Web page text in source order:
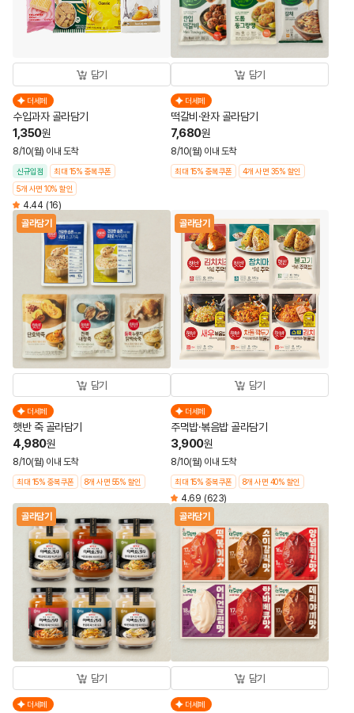
담기
더세페
수입과자 골라담기
1,350원
8/10(월) 이내 도착
신규입점
최대 15% 중복쿠폰
5개 사면 10% 할인
4.44 (16)
담기
더세페
떡갈비·완자 골라담기
7,680원
8/10(월) 이내 도착
최대 15% 중복쿠폰 4개 사면 35% 할인
골라담기
담기
더세페
햇반 죽 골라담기
4,980원
8/10(월) 이내 도착
최대 15% 중복쿠폰 8개 사면 55% 할인
골라담기
담기
더세페
주먹밥·볶음밥 골라담기
3,900원
8/10(월) 이내 도착
최대 15% 중복쿠폰 8개 사면 40% 할인
4.69 (623)
골라담기
담기
더세페
골라담기
담기
더세페